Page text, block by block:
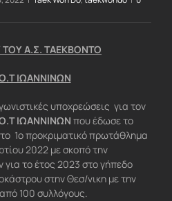
ΤΟΥ Α.Σ. ΤΑΕΚΒΟΝΤΟ
ΙΩΑΝΝΙΝΩΝ
υποχρεώσεις για τον
ΙΩΑΝΝΙΝΩΝ που έδωσε το
1ο προκριματικό πρωτάθλημα
2022 με σκοπό την
για το έτος 2023 στο γήπεδο
στην Θεσ/νικη με την
100 συλλόγους.